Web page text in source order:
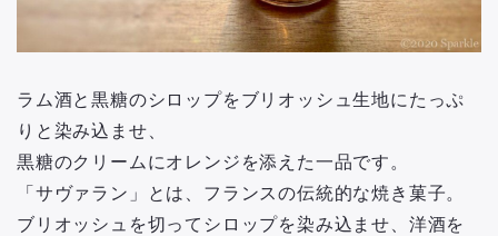
ラム酒と黒糖のシロップをブリオッシュ生地にたっぷ
りと染み込ませ、
黒糖のクリームにオレンジを添えた一品です。
「サヴァラン」とは、フランスの伝統的な焼き菓子。
ブリオッシュを切ってシロップを染み込ませ、洋酒を